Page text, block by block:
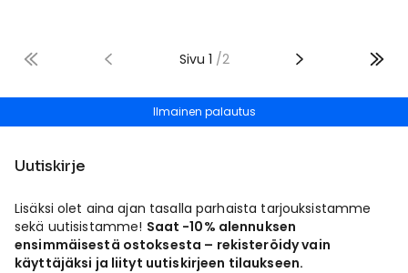
Sivu 1 /2
Ilmainen toimitus 50 € lähtien
Ilmainen palautus
Uutiskirje
Lisäksi olet aina ajan tasalla parhaista tarjouksistamme
sekä uutisistamme! Saat -10% alennuksen
ensimmäisestä ostoksesta – rekisteröidy vain
käyttäjäksi ja liityt uutiskirjeen tilaukseen.